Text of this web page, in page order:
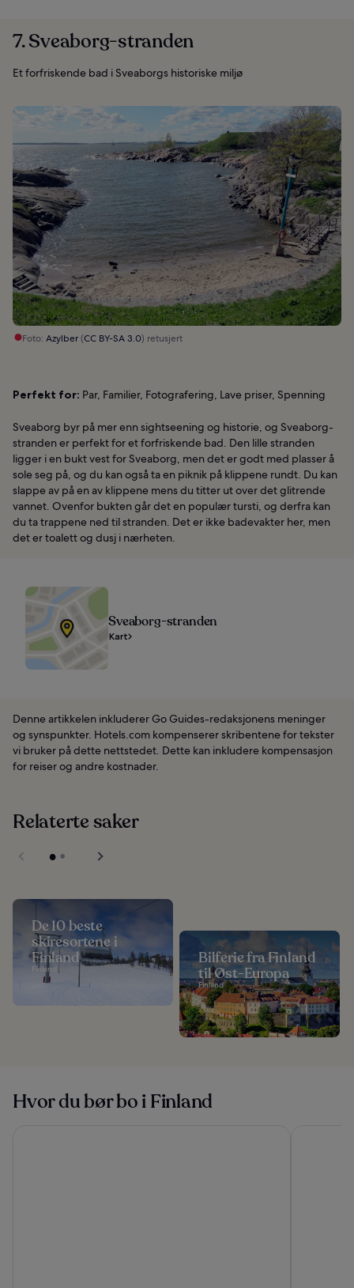
7. Sveaborg-stranden
Et forfriskende bad i Sveaborgs historiske miljø
Foto: Azylber(CC BY-SA 3.0) retusjert
Perfekt for: Par, Familier, Fotografering, Lave priser, Spenning
Sveaborg byr på mer enn sightseening og historie, og Sveaborg-
stranden er perfekt for et forfriskende bad. Den lille stranden
ligger i en bukt vest for Sveaborg, men det er godt med plasser å
sole seg på, og du kan også ta en piknik på klippene rundt. Du kan
slappe av på en av klippene mens du titter ut over det glitrende
vannet. Ovenfor bukten går det en populær tursti, og derfra kan
du ta trappene ned til stranden. Det er ikke badevakter her, men
det er toalett og dusj i nærheten.
Sveaborg-stranden
Kart
Denne artikkelen inkluderer Go Guides-redaksjonens meninger
og synspunkter. Hotels.com kompenserer skribentene for tekster
vi bruker på dette nettstedet. Dette kan inkludere kompensasjon
for reiser og andre kostnader.
Relaterte saker
De 10 beste
skiresortene i
Finland
Finland
Bilferie fra Finland
til Øst-Europa
Finland
Hvor du bør bo i Finland